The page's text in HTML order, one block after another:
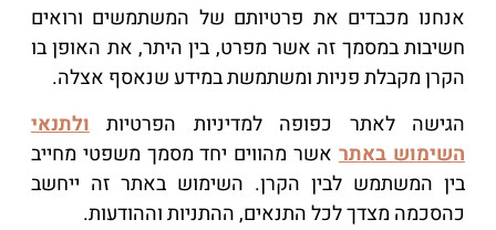
אנחנו מכבדים את פרטיותם של המשתמשים ורואים
חשיבות במסמך זה אשר מפרט, בין היתר, את האופן בו
הקרן מקבלת פניות ומשתמשת במידע שנאסף אצלה.
הגישה לאתר כפופה למדיניות הפרטיותולתנאי
השימוש באתר אשר מהווים יחד מסמך משפטי מחייב
בין המשתמש לבין הקרן. השימוש באתר זה ייחשב
כהסכמה מצדך לכל התנאים, ההתניות וההודעות.